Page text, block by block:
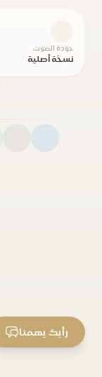
جودة الصوت
نسخة أصلية
رأيك يهمنا